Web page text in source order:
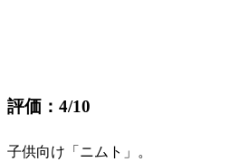
評価：4/10
子供向け「ニムト」。